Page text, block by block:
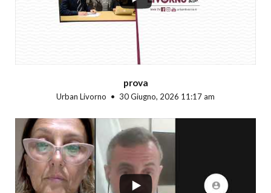
prova
Urban Livorno 30 Giugno, 2026 11:17 am